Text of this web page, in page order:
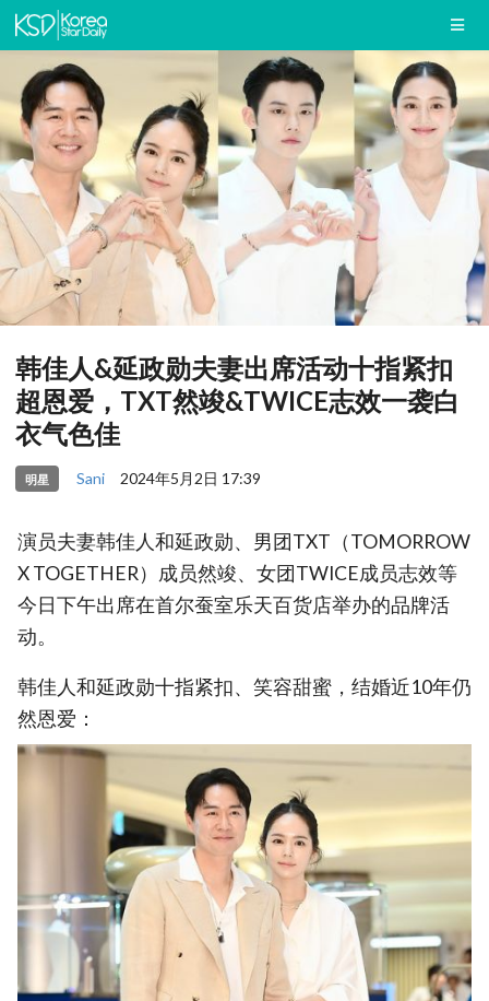
韩佳人&延政勋夫妻出席活动十指紧扣
超恩爱，TXT然竣&TWICE志效一袭白
衣气色佳
明星 Sani 2024年5月2日 17:39
演员夫妻韩佳人和延政勋、男团TXT（TOMORROW
X TOGETHER）成员然竣、女团TWICE成员志效等
今日下午出席在首尔蚕室乐天百货店举办的品牌活
动。
韩佳人和延政勋十指紧扣、笑容甜蜜，结婚近10年仍
然恩爱：